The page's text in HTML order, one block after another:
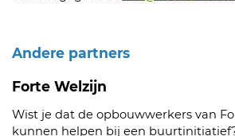
Andere partners
Forte Welzijn
Wist je dat de opbouwwerkers van
kunnen helpen bij een